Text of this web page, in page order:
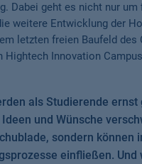
Dabei geht es nicht nur um
weitere Entwicklung der
letzten freien Baufeld des
Hightech Innovation
als Studierende ernst
Ideen und Wünsche
sondern können
einfließen. Und